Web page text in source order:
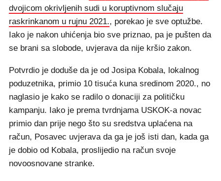
dvojicom okrivljenih sudi u koruptivnom slučaju
raskrinkanom u rujnu 2021., porekao je sve optužbe.
Iako je nakon uhićenja bio sve priznao, pa je pušten da
se brani sa slobode, uvjerava da nije kršio zakon.
Potvrdio je doduše da je od Josipa Kobala, lokalnog
poduzetnika, primio 10 tisuća kuna sredinom 2020., no
naglasio je kako se radilo o donaciji za političku
kampanju. Iako je prema tvrdnjama USKOK-a novac
primio dan prije nego što su sredstva uplaćena na
račun, Posavec uvjerava da ga je još isti dan, kada ga
je dobio od Kobala, proslijedio na račun svoje
novoosnovane stranke.